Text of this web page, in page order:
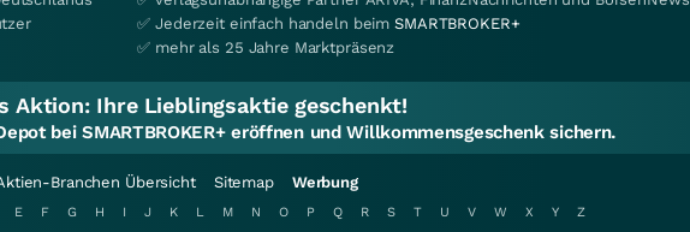
✅ Jederzeit einfach handeln beimSMARTBROKER+
✅ mehr als 25 Jahre Marktpräsenz
Aktion: Ihre Lieblingsaktie geschenkt!
bei SMARTBROKER+ eröffnen und Willkommensgeschenk sichern.
Branchen Übersicht Sitemap Werbung
E F G H I J K L M N O P Q R S T U V W X Y
Z